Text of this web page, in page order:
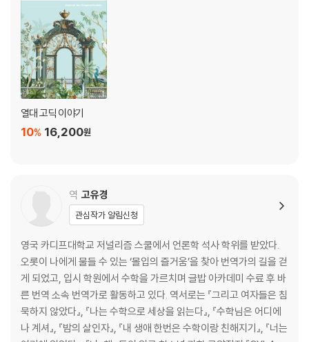
열대 고딕 이야기
16,200원
10%
역 고유경
관심작가 알림신청
영국 카디프대학교 저널리즘 스쿨에서 언론학 석사 학위를 받았다.
오롯이 나에게 물들 수 있는 ‘몰입의 즐거움’을 찾아 번역가의 길을 걷
게 되었고, 입시 학원에서 수학을 가르치며 글밥 아카데미 수료 후 바
른 번역 소속 번역가로 활동하고 있다. 역서로는 『그리고 여자들은 침
묵하지 않았다』, 『나는 수학으로 세상을 읽는다』, 『수학님은 어디에
나 계셔』, 『밤의 살인자』, 『내 생애 한번은 수학이랑 친해지기』, 『너는